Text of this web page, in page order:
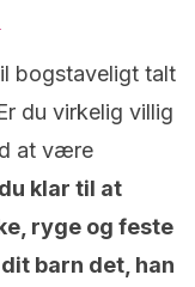
bogstaveligt talt
du virkelig villig
at være
klar til at
ryge og feste
barn det, han